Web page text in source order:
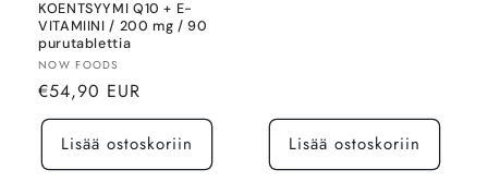
KOENTSYYMI Q10 + E-
VITAMIINI / 200 mg / 90
purutablettia
Myyjä:
NOW FOODS
Normaalihinta
€54,90 EUR
Lisää ostoskoriin Lisää ostoskoriin